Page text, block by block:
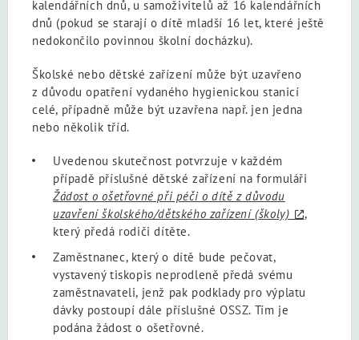
kalendářních dnů, u samoživitelů až 16 kalendářních
dnů (pokud se starají o dítě mladší 16 let, které ještě
nedokončilo povinnou školní docházku).
Školské nebo dětské zařízení může být uzavřeno
z důvodu opatření vydaného hygienickou stanicí
celé, případně může být uzavřena např. jen jedna
nebo několik tříd.
Uvedenou skutečnost potvrzuje v každém
případě příslušné dětské zařízení na formuláři
Žádost o ošetřovné při péči o dítě z důvodu
uzavření školského/dětského zařízení (školy)
,
který předá rodiči dítěte.
Zaměstnanec, který o dítě bude pečovat,
vystavený tiskopis neprodleně předá svému
zaměstnavateli, jenž pak podklady pro výplatu
dávky postoupí dále příslušné OSSZ. Tím je
podána žádost o ošetřovné.